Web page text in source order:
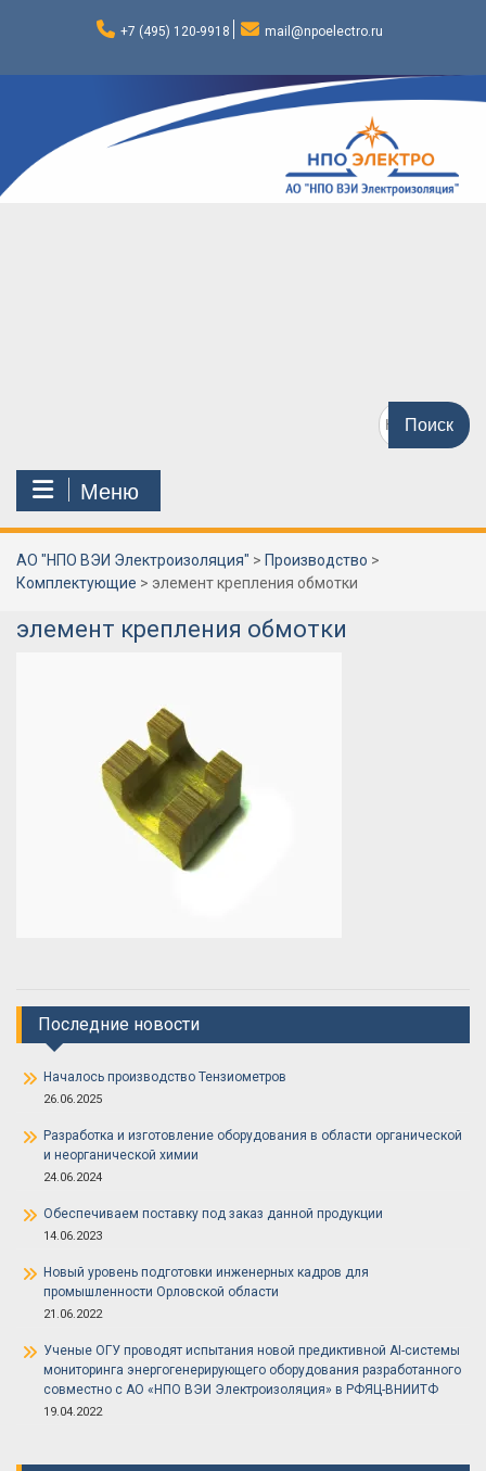
+7 (495) 120-9918 mail@npoelectro.ru
Поиск
по:
Меню
АО "НПО ВЭИ Электроизоляция" > Производство >
Комплектующие > элемент крепления обмотки
элемент крепления обмотки
Последние новости
Началось производство Тензиометров
26.06.2025
Разработка и изготовление оборудования в области органической
и неорганической химии
24.06.2024
Обеспечиваем поставку под заказ данной продукции
14.06.2023
Новый уровень подготовки инженерных кадров для
промышленности Орловской области
21.06.2022
Ученые ОГУ проводят испытания новой предиктивной AI-системы
мониторинга энергогенерирующего оборудования разработанного
совместно с АО «НПО ВЭИ Электроизоляция» в РФЯЦ-ВНИИТФ
19.04.2022